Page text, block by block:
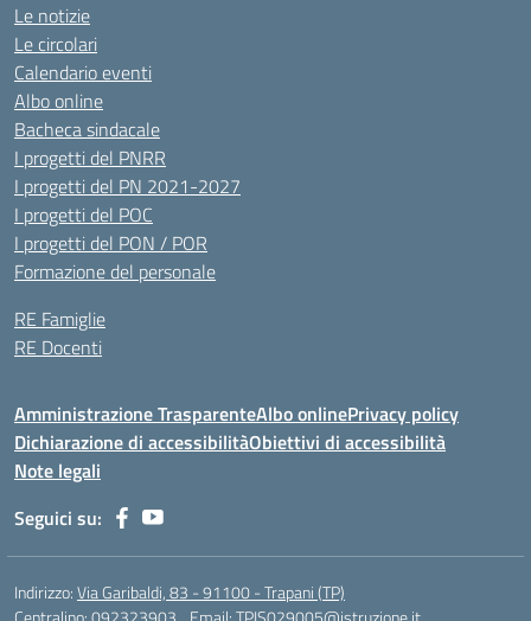
Le notizie
Le circolari
Calendario eventi
Albo online
Bacheca sindacale
I progetti del PNRR
I progetti del PN 2021-2027
I progetti del POC
I progetti del PON / POR
Formazione del personale
RE Famiglie
RE Docenti
Amministrazione TrasparenteAlbo onlinePrivacy policy
Dichiarazione di accessibilitàObiettivi di accessibilità
Note legali
Seguici su:
Indirizzo:Via Garibaldi, 83 - 91100 - Trapani (TP)